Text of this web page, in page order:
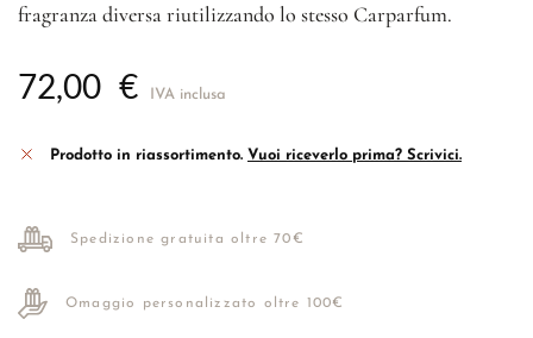
fragranza diversa riutilizzando lo stesso Carparfum.
72,00 € IVA inclusa
Prodotto in riassortimento. Vuoi riceverlo prima? Scrivici.
Spedizione gratuita oltre 70€
Omaggio personalizzato oltre 100€